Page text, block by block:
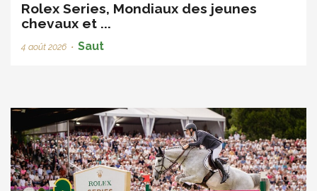
Rolex Series, Mondiaux des jeunes
chevaux et ...
4 août 2026 • Saut